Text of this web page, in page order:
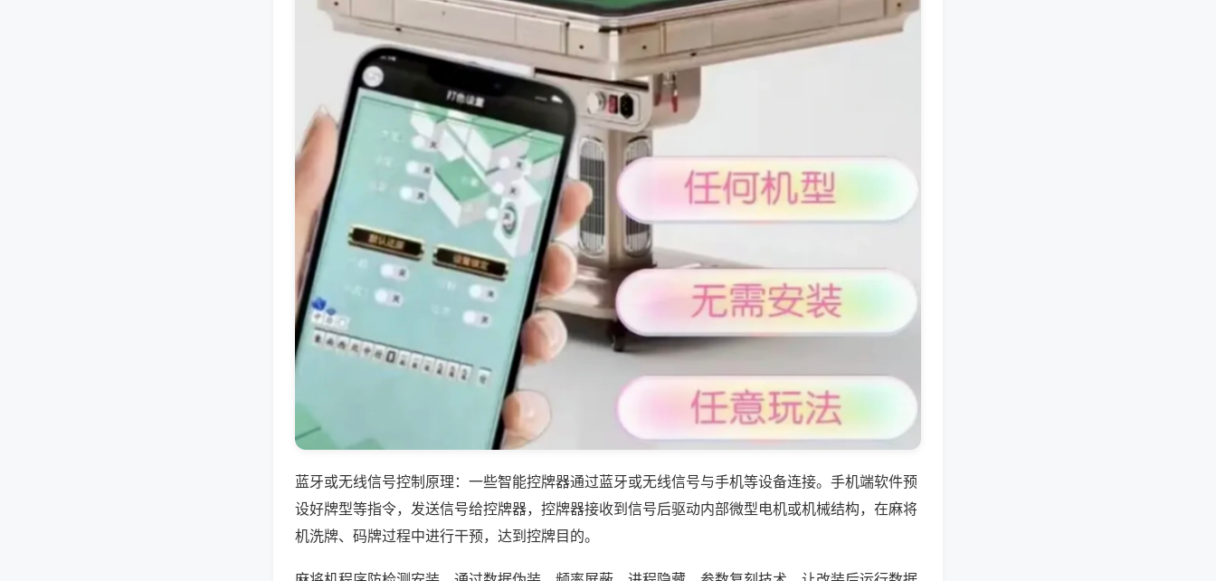
蓝牙或无线信号控制原理：一些智能控牌器通过蓝牙或无线信号与手机等设备连接。手机端软件预
设好牌型等指令，发送信号给控牌器，控牌器接收到信号后驱动内部微型电机或机械结构，在麻将
机洗牌、码牌过程中进行干预，达到控牌目的。